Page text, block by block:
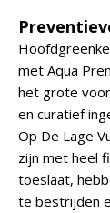
met Aqua
het grote
en curatief
Op De Lage
zijn met heel
toeslaat,
te bestrijden